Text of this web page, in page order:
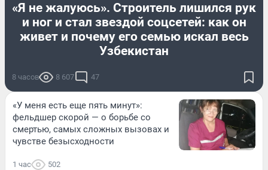
«Я не жалуюсь». Строитель лишился рук
и ног и стал звездой соцсетей: как он
живет и почему его семью искал весь
Узбекистан
8 часов 8 607 47
«У меня есть еще пять минут»:
фельдшер скорой — о борьбе со
смертью, самых сложных вызовах и
чувстве безысходности
1 час 502